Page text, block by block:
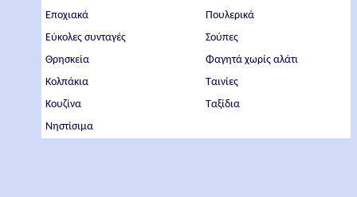
Εποχιακά
Εύκολες συνταγές
Θρησκεία
Κολπάκια
Κουζίνα
Νηστίσιμα
Πουλερικά
Σούπες
Φαγητά χωρίς αλάτι
Ταινίες
Ταξίδια